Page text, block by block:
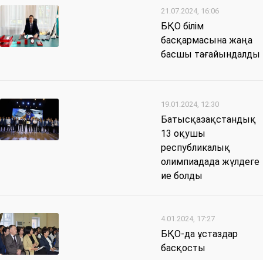
21.07.2024, 16:06
БҚО білім
басқармасына жаңа
басшы тағайындалды
19.01.2024, 12:30
Батысқазақстандық
13 оқушы
республикалық
олимпиадада жүлдеге
ие болды
4.01.2024, 17:27
БҚО-да ұстаздар
басқосты